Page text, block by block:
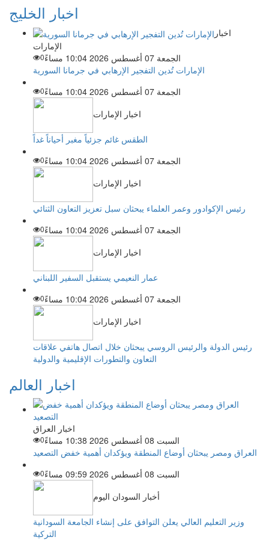
اخبار الخليج
اخبار
الإمارات
الجمعة 07 أغسطس 2026 10:04 مساءً
0
الإمارات تُدين التفجير الإرهابي في جرمانا السورية
الجمعة 07 أغسطس 2026 10:04 مساءً
0
اخبار الإمارات
الطقس غائم جزئياً مغبر أحياناً غداً
الجمعة 07 أغسطس 2026 10:04 مساءً
0
اخبار الإمارات
رئيس الإكوادور وعمر العلماء يبحثان سبل تعزيز التعاون الثنائي
الجمعة 07 أغسطس 2026 10:04 مساءً
0
اخبار الإمارات
عمار النعيمي يستقبل السفير اللبناني
الجمعة 07 أغسطس 2026 10:04 مساءً
0
اخبار الإمارات
رئيس الدولة والرئيس الروسي يبحثان خلال اتصال هاتفي علاقات
التعاون والتطورات الإقليمية والدولية
اخبار العالم
اخبار العراق
السبت 08 أغسطس 2026 10:38 مساءً
0
العراق ومصر يبحثان أوضاع المنطقة ويؤكدان أهمية خفض التصعيد
السبت 08 أغسطس 2026 09:59 مساءً
0
أخبار السودان اليوم
وزير التعليم العالي يعلن التوافق على إنشاء الجامعة السودانية
التركية